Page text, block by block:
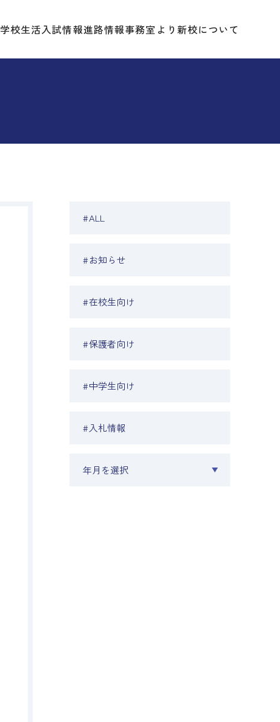
学校生活入試情報進路情報事務室より 新校について
#ALL
#お知らせ
#在校生向け
#保護者向け
#中学生向け
#入札情報